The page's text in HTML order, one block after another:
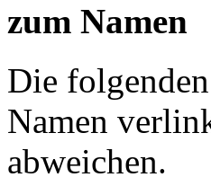
zum Namen
Die
Namen
abweichen.